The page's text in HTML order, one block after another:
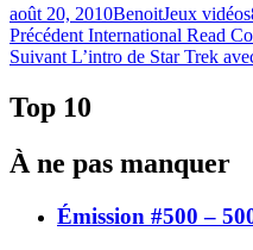
Publié
le
août 20, 2010BenoitCatégories
Jeux vidéos
Navigation
de
l'article
Précédent Article
précédent :
International Read
Suivant Article
L’intro de Star Trek
Top 10
À ne pas manquer
Émission #500 –